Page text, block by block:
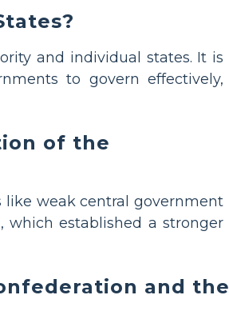
and individual states. It is
to govern effectively,
of the
weak central government
, which established a stronger
and the